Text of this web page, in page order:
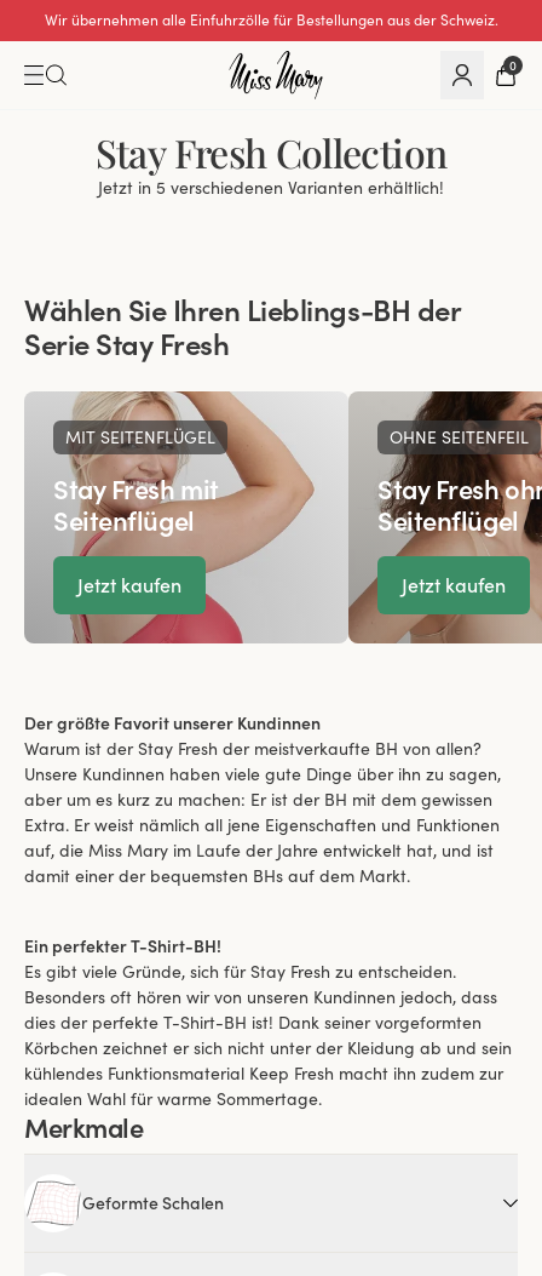
Wir übernehmen alle Einfuhrzölle für Bestellungen aus der Schweiz.
0
Stay Fresh Collection
Jetzt in 5 verschiedenen Varianten erhältlich!
Wählen Sie Ihren Lieblings-BH der
Serie Stay Fresh
MIT SEITENFLÜGEL
Stay Fresh mit
Seitenflügel
Jetzt kaufen
OHNE SEITENFEIL
Stay Fresh
Seitenflügel
Jetzt kaufen
Der größte Favorit unserer Kundinnen
Warum ist der Stay Fresh der meistverkaufte BH von allen?
Unsere Kundinnen haben viele gute Dinge über ihn zu sagen,
aber um es kurz zu machen: Er ist der BH mit dem gewissen
Extra. Er weist nämlich all jene Eigenschaften und Funktionen
auf, die Miss Mary im Laufe der Jahre entwickelt hat, und ist
damit einer der bequemsten BHs auf dem Markt.
Ein perfekter T-Shirt-BH!
Es gibt viele Gründe, sich für Stay Fresh zu entscheiden.
Besonders oft hören wir von unseren Kundinnen jedoch, dass
dies der perfekte T-Shirt-BH ist! Dank seiner vorgeformten
Körbchen zeichnet er sich nicht unter der Kleidung ab und sein
kühlendes Funktionsmaterial Keep Fresh macht ihn zudem zur
idealen Wahl für warme Sommertage.
Merkmale
Geformte Schalen